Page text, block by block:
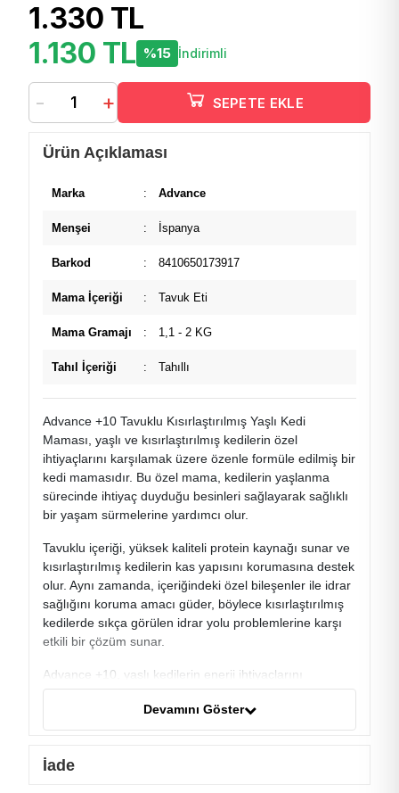
1.330 TL
1.130 TL %15 İndirimli
- + SEPETE EKLE
Ürün Açıklaması
Marka : Advance
Menşei : İspanya
Barkod : 8410650173917
Mama İçeriği : Tavuk Eti
Mama Gramajı : 1,1 - 2 KG
Tahıl İçeriği : Tahıllı
Advance +10 Tavuklu Kısırlaştırılmış Yaşlı Kedi
Maması, yaşlı ve kısırlaştırılmış kedilerin özel
ihtiyaçlarını karşılamak üzere özenle formüle edilmiş bir
kedi mamasıdır. Bu özel mama, kedilerin yaşlanma
sürecinde ihtiyaç duyduğu besinleri sağlayarak sağlıklı
bir yaşam sürmelerine yardımcı olur.
Tavuklu içeriği, yüksek kaliteli protein kaynağı sunar ve
kısırlaştırılmış kedilerin kas yapısını korumasına destek
olur. Aynı zamanda, içeriğindeki özel bileşenler ile idrar
sağlığını koruma amacı güder, böylece kısırlaştırılmış
kedilerde sıkça görülen idrar yolu problemlerine karşı
etkili bir çözüm sunar.
Advance +10, yaşlı kedilerin enerji ihtiyaçlarını
karşılamak üzere özel olarak tasarlanmıştır. Yaşlı
kedilerin daha düşük aktivite seviyelerini göz önünde
bulundurarak, içeriğindeki dengeli besinler sayesinde
içeren formülü ile yaşlanma sürecindeki kedilerin
Devamını Göster
İade